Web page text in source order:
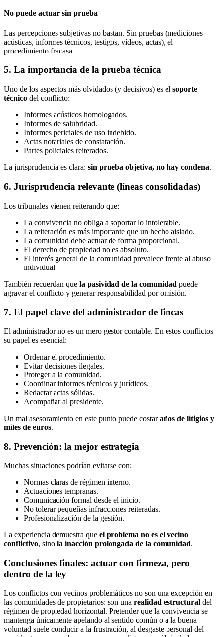
No puede actuar sin prueba
Las percepciones subjetivas no bastan. Sin pruebas (mediciones
acústicas, informes técnicos, testigos, vídeos, actas), el
procedimiento fracasa.
5. La importancia de la prueba técnica
Uno de los aspectos más olvidados (y decisivos) es el soporte
técnico del conflicto:
Informes acústicos homologados.
Informes de salubridad.
Informes periciales de uso indebido.
Actas notariales de constatación.
Partes policiales reiterados.
La jurisprudencia es clara: sin prueba objetiva, no hay condena.
6. Jurisprudencia relevante (líneas consolidadas)
Los tribunales vienen reiterando que:
La convivencia no obliga a soportar lo intolerable.
La reiteración es más importante que un hecho aislado.
La comunidad debe actuar de forma proporcional.
El derecho de propiedad no es absoluto.
El interés general de la comunidad prevalece frente al abuso
individual.
También recuerdan que la pasividad de la comunidad puede
agravar el conflicto y generar responsabilidad por omisión.
7. El papel clave del administrador de fincas
El administrador no es un mero gestor contable. En estos conflictos
su papel es esencial:
Ordenar el procedimiento.
Evitar decisiones ilegales.
Proteger a la comunidad.
Coordinar informes técnicos y jurídicos.
Redactar actas sólidas.
Acompañar al presidente.
Un mal asesoramiento en este punto puede costaraños de litigios y
miles de euros.
8. Prevención: la mejor estrategia
Muchas situaciones podrían evitarse con:
Normas claras de régimen interno.
Actuaciones tempranas.
Comunicación formal desde el inicio.
No tolerar pequeñas infracciones reiteradas.
Profesionalización de la gestión.
La experiencia demuestra que el problema no es el vecino
conflictivo, sino la inacción prolongada de la comunidad.
Conclusiones finales: actuar con firmeza, pero
dentro de la ley
Los conflictos con vecinos problemáticos no son una excepción en
las comunidades de propietarios: son una realidad estructural del
régimen de propiedad horizontal. Pretender que la convivencia se
mantenga únicamente apelando al sentido común o a la buena
voluntad suele conducir a la frustración, al desgaste personal del